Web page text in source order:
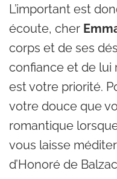
L’important est
écoute, cher
corps et de ses
confiance et de lui
est votre priorité.
votre douce que
romantique
vous laisse
d’Honoré de